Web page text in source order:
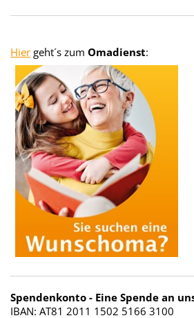
Hier geht´s zum Omadienst:
Spendenkonto - Eine Spende an
IBAN: AT81 2011 1502 5166 3100